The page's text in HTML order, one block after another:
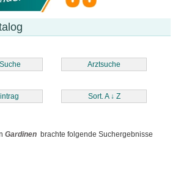
Arztsuche
Sort. A ↓ Z
Gardinenbrachte folgende Suchergebnisse